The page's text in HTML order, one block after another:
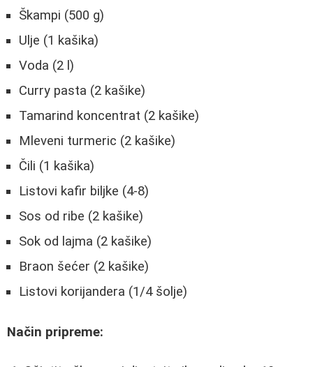
Škampi (500 g)
Ulje (1 kašika)
Voda (2 l)
Curry pasta (2 kašike)
Tamarind koncentrat (2 kašike)
Mleveni turmeric (2 kašike)
Čili (1 kašika)
Listovi kafir biljke (4-8)
Sos od ribe (2 kašike)
Sok od lajma (2 kašike)
Braon šećer (2 kašike)
Listovi korijandera (1/4 šolje)
Način pripreme: